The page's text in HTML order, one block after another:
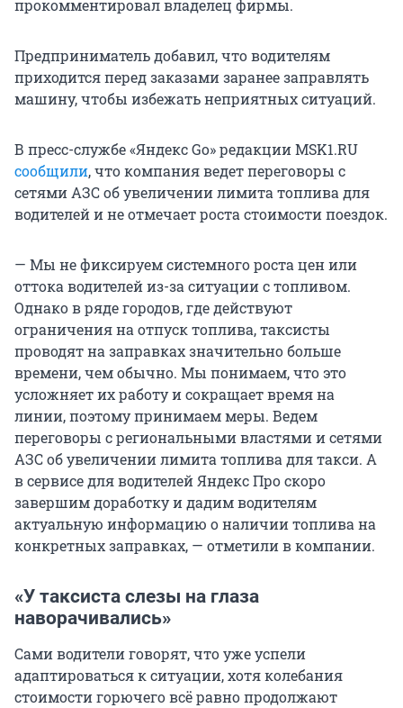
прокомментировал владелец фирмы.
Предприниматель добавил, что водителям
приходится перед заказами заранее заправлять
машину, чтобы избежать неприятных ситуаций.
В пресс-службе «Яндекс Go» редакции MSK1.RU
сообщили, что компания ведет переговоры с
сетями АЗС об увеличении лимита топлива для
водителей и не отмечает роста стоимости поездок.
— Мы не фиксируем системного роста цен или
оттока водителей из-за ситуации с топливом.
Однако в ряде городов, где действуют
ограничения на отпуск топлива, таксисты
проводят на заправках значительно больше
времени, чем обычно. Мы понимаем, что это
усложняет их работу и сокращает время на
линии, поэтому принимаем меры. Ведем
переговоры с региональными властями и сетями
АЗС об увеличении лимита топлива для такси. А
в сервисе для водителей Яндекс Про скоро
завершим доработку и дадим водителям
актуальную информацию о наличии топлива на
конкретных заправках, — отметили в компании.
«У таксиста слезы на глаза
наворачивались»
Сами водители говорят, что уже успели
адаптироваться к ситуации, хотя колебания
стоимости горючего всё равно продолжают